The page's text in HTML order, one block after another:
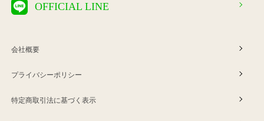
OFFICIAL LINE
会社概要
プライバシーポリシー
特定商取引法に基づく表示